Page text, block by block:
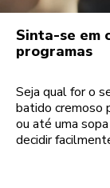
Sinta-se em
programas
Seja qual for o
batido cremoso
ou até uma
decidir